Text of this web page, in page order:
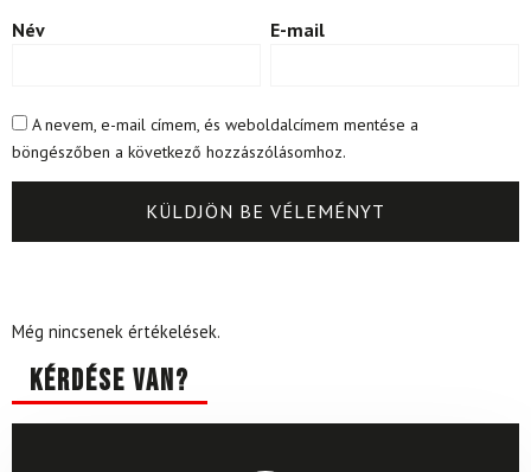
Név E-mail
A nevem, e-mail címem, és weboldalcímem mentése a
böngészőben a következő hozzászólásomhoz.
Még nincsenek értékelések.
Kérdése van?